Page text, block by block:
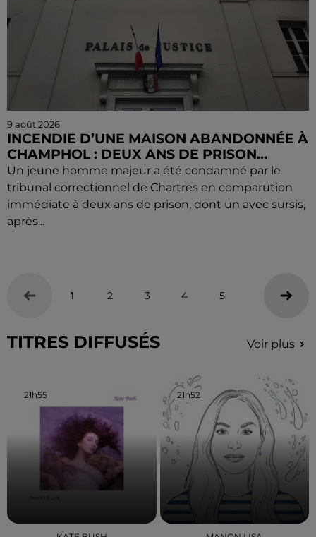
9 août 2026
INCENDIE D’UNE MAISON ABANDONNÉE À
CHAMPHOL : DEUX ANS DE PRISON...
Un jeune homme majeur a été condamné par le
tribunal correctionnel de Chartres en comparution
immédiate à deux ans de prison, dont un avec sursis,
après...
1 2 3 4 5
TITRES DIFFUSÉS Voir plus
21h55
21h55 21h52
21h52